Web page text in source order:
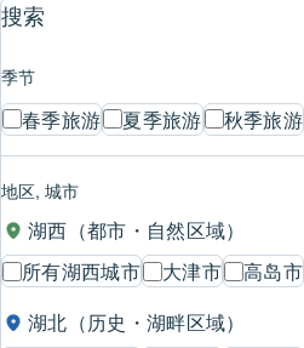
搜索
季节
春季旅游 夏季旅游 秋季旅游
地区, 城市
湖西（都市・自然区域）
所有湖西城市
大津市
高岛市
湖北（历史・湖畔区域）